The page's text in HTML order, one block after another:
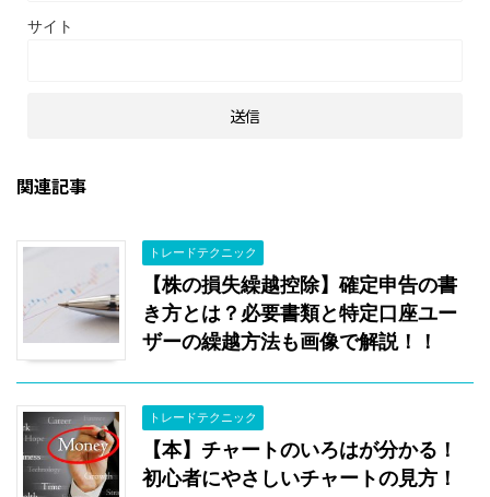
サイト
関連記事
トレードテクニック
【株の損失繰越控除】確定申告の書
き方とは？必要書類と特定口座ユー
ザーの繰越方法も画像で解説！！
トレードテクニック
【本】チャートのいろはが分かる！
初心者にやさしいチャートの見方！